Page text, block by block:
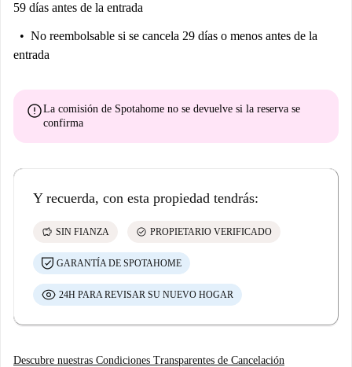
59 días antes de la entrada
No reembolsable si se cancela 29 días o menos antes de la
entrada
errorLa comisión de Spotahome no se devuelve si la reserva se
confirma
Y recuerda, con esta propiedad tendrás:
savings SIN FIANZA check_circle PROPIETARIO VERIFICADO
GARANTÍA DE SPOTAHOME
24H PARA REVISAR SU NUEVO HOGAR
Descubre nuestras Condiciones Transparentes de Cancelación